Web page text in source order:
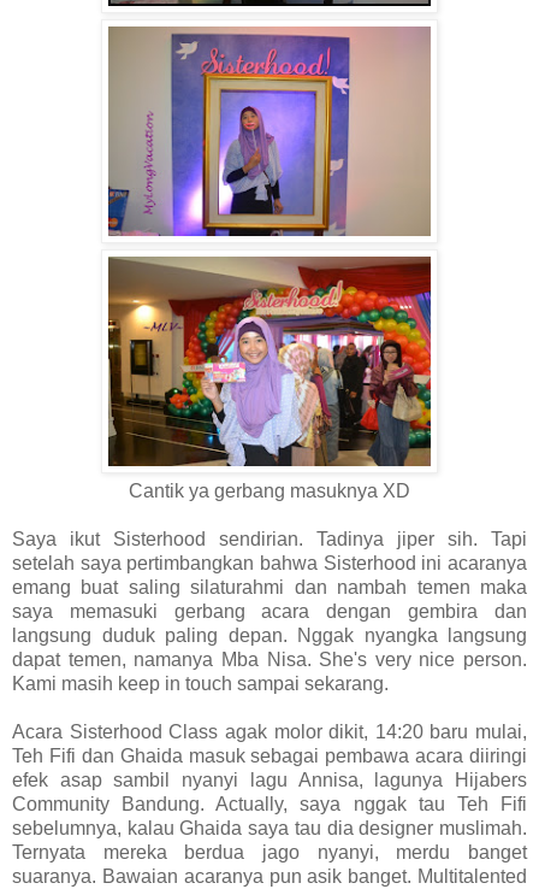
Cantik ya gerbang masuknya XD
Saya ikut Sisterhood sendirian. Tadinya jiper sih. Tapi
setelah saya pertimbangkan bahwa Sisterhood ini acaranya
emang buat saling silaturahmi dan nambah temen maka
saya memasuki gerbang acara dengan gembira dan
langsung duduk paling depan. Nggak nyangka langsung
dapat temen, namanya Mba Nisa. She's very nice person.
Kami masih keep in touch sampai sekarang.
Acara Sisterhood Class agak molor dikit, 14:20 baru mulai,
Teh Fifi dan Ghaida masuk sebagai pembawa acara diiringi
efek asap sambil nyanyi lagu Annisa, lagunya Hijabers
Community Bandung. Actually, saya nggak tau Teh Fifi
sebelumnya, kalau Ghaida saya tau dia designer muslimah.
Ternyata mereka berdua jago nyanyi, merdu banget
suaranya. Bawaian acaranya pun asik banget. Multitalented